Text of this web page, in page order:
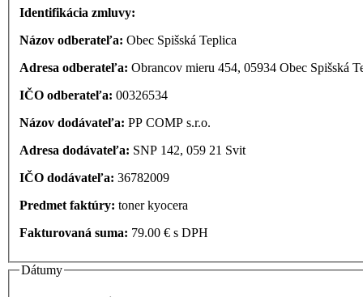
Identifikácia zmluvy:
Názov odberateľa: Obec Spišská Teplica
Adresa odberateľa: Obrancov mieru 454, 05934 Obec Spišská
IČO odberateľa: 00326534
Názov dodávateľa: PP COMP s.r.o.
Adresa dodávateľa: SNP 142, 059 21 Svit
IČO dodávateľa: 36782009
Predmet faktúry: toner kyocera
Fakturovaná suma: 79.00 € s DPH
Dátumy